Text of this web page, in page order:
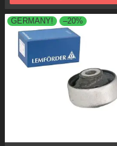
GERMANY! –20%